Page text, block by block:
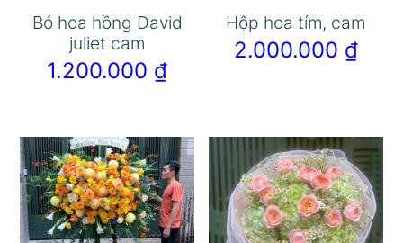
Bó hoa hồng David
juliet cam
1.200.000 ₫
Hộp hoa tím, cam
2.000.000 ₫